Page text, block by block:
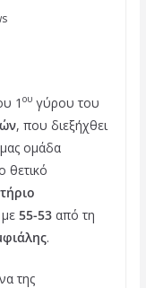
1 ουγύρου του
, που διεξήχθει
ομάδα
θετικό
55-53από τη
.
της